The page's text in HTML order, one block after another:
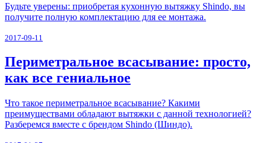
Будьте уверены: приобретая кухонную вытяжку Shindo, вы
получите полную комплектацию для ее монтажа.
2017-09-11
Периметральное всасывание: просто,
как все гениальное
Что такое периметральное всасывание? Какими
преимуществами обладают вытяжки с данной технологией?
Разберемся вместе с брендом Shindo (Шиндо).